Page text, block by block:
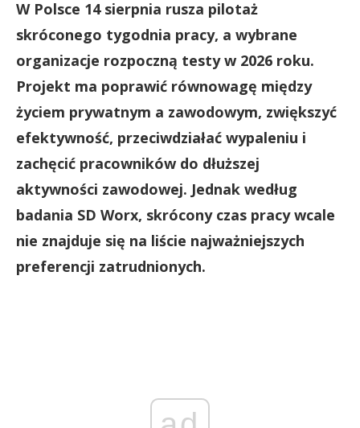
W Polsce 14 sierpnia rusza pilotaż
skróconego tygodnia pracy, a wybrane
organizacje rozpoczną testy w 2026 roku.
Projekt ma poprawić równowagę między
życiem prywatnym a zawodowym, zwiększyć
efektywność, przeciwdziałać wypaleniu i
zachęcić pracowników do dłuższej
aktywności zawodowej. Jednak według
badania SD Worx, skrócony czas pracy wcale
nie znajduje się na liście najważniejszych
preferencji zatrudnionych.